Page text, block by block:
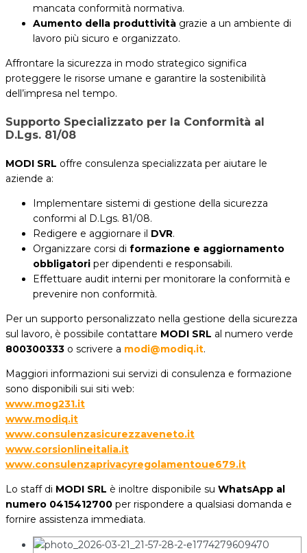
mancata conformità normativa.
Aumento della produttività grazie a un ambiente di
lavoro più sicuro e organizzato.
Affrontare la sicurezza in modo strategico significa
proteggere le risorse umane e garantire la sostenibilità
dell’impresa nel tempo.
Supporto Specializzato per la Conformità al
D.Lgs. 81/08
MODI SRL offre consulenza specializzata per aiutare le
aziende a:
Implementare sistemi di gestione della sicurezza
conformi al D.Lgs. 81/08.
Redigere e aggiornare il DVR.
Organizzare corsi di formazione e aggiornamento
obbligatori per dipendenti e responsabili.
Effettuare audit interni per monitorare la conformità e
prevenire non conformità.
Per un supporto personalizzato nella gestione della sicurezza
sul lavoro, è possibile contattare MODI SRL al numero verde
800300333 o scrivere a modi@modiq.it.
Maggiori informazioni sui servizi di consulenza e formazione
sono disponibili sui siti web:
www.mog231.it
www.modiq.it
www.consulenzasicurezzaveneto.it
www.corsionlineitalia.it
www.consulenzaprivacyregolamentoue679.it
Lo staff di MODI SRL è inoltre disponibile su WhatsApp al
numero 0415412700 per rispondere a qualsiasi domanda e
fornire assistenza immediata.